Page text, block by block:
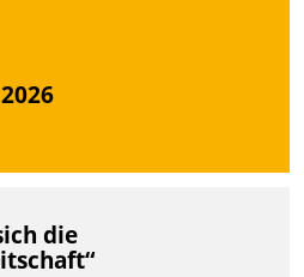
die